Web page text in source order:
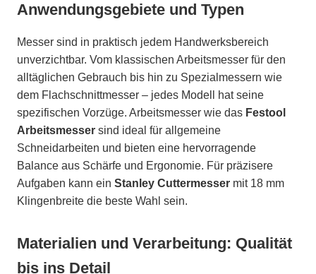
Anwendungsgebiete und Typen
Messer sind in praktisch jedem Handwerksbereich
unverzichtbar. Vom klassischen Arbeitsmesser für den
alltäglichen Gebrauch bis hin zu Spezialmessern wie
dem Flachschnittmesser – jedes Modell hat seine
spezifischen Vorzüge. Arbeitsmesser wie das Festool
Arbeitsmesser sind ideal für allgemeine
Schneidarbeiten und bieten eine hervorragende
Balance aus Schärfe und Ergonomie. Für präzisere
Aufgaben kann ein Stanley Cuttermesser mit 18 mm
Klingenbreite die beste Wahl sein.
Materialien und Verarbeitung: Qualität
bis ins Detail